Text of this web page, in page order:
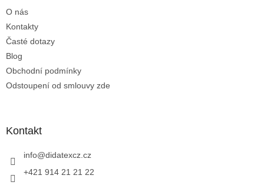
O nás
Kontakty
Časté dotazy
Blog
Obchodní podmínky
Odstoupení od smlouvy zde
Kontakt
info@didatexcz.cz
+421 914 21 21 22